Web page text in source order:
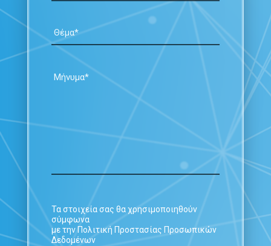
Τα στοιχεία σας θα χρησιμοποιηθούν
σύμφωνα
με την Πολιτική Προστασίας Προσωπικών
Δεδομένων